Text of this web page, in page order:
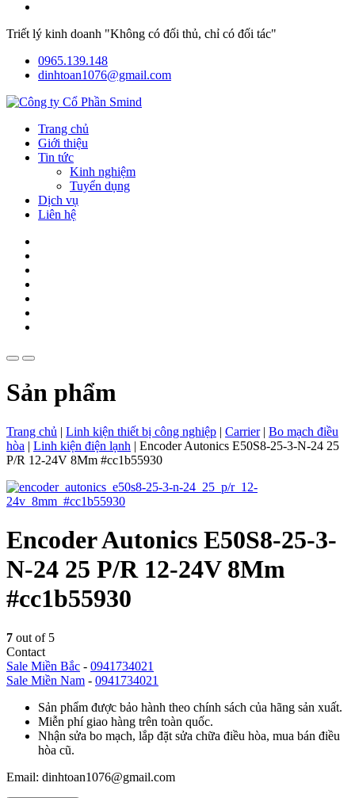
Triết lý kinh doanh "Không có đối thủ, chỉ có đối tác"
0965.139.148
dinhtoan1076@gmail.com
Trang chủ
Giới thiệu
Tin tức
Kinh nghiệm
Tuyển dụng
Dịch vụ
Liên hệ
Sản phẩm
Trang chủ | Linh kiện thiết bị công nghiệp | Carrier| Bo mạch điều
hòa | Linh kiện điện lạnh | Encoder Autonics E50S8-25-3-N-24 25
P/R 12-24V 8Mm #cc1b55930
Encoder Autonics E50S8-25-3-
N-24 25 P/R 12-24V 8Mm
#cc1b55930
7 out of 5
Contact
Sale Miền Bắc - 0941734021
Sale Miền Nam - 0941734021
Sản phẩm được bảo hành theo chính sách của hãng sản xuất.
Miễn phí giao hàng trên toàn quốc.
Nhận sửa bo mạch, lắp đặt sửa chữa điều hòa, mua bán điều
hòa cũ.
Email: dinhtoan1076@gmail.com